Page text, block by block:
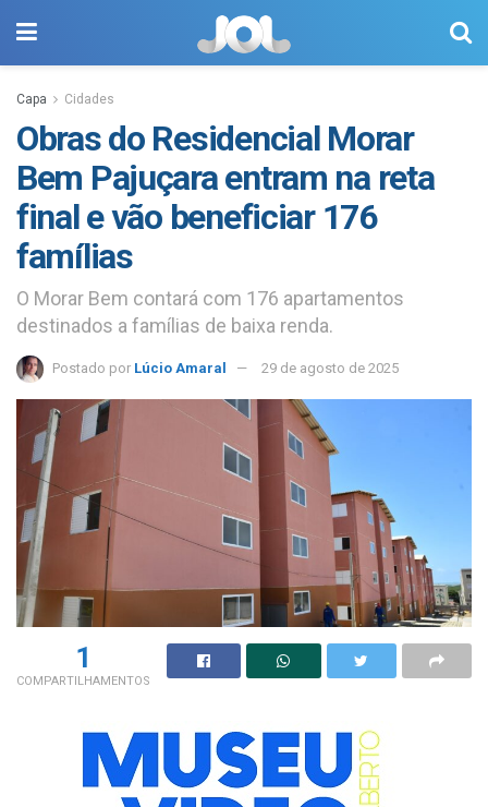
Capa Cidades
Obras do Residencial Morar
Bem Pajuçara entram na reta
final e vão beneficiar 176
famílias
O Morar Bem contará com 176 apartamentos
destinados a famílias de baixa renda.
Postado por Lúcio Amaral 29 de agosto de 2025
1
COMPARTILHAMENTOS